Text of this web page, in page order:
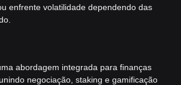
enfrente volatilidade dependendo das
abordagem integrada para finanças
negociação, staking e gamificação